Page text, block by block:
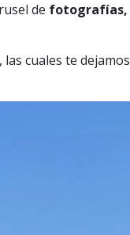
de fotografías,
cuales te dejamos